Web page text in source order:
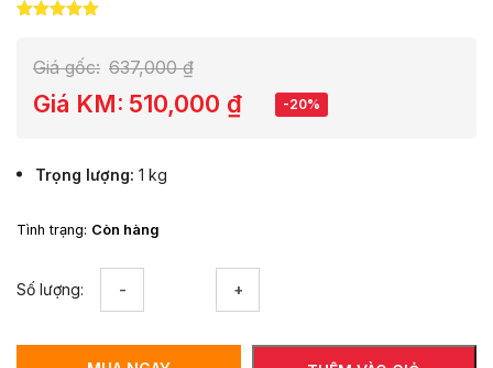
đánh giá
Giá gốc: 637,000₫
Giá KM: 510,000 ₫ -20%
Trọng lượng 1 kg
Tình trạng: Còn hàng
Số lượng:
đồng